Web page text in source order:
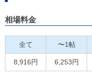
相場料金
全て 〜1帖
8,916円 6,253円